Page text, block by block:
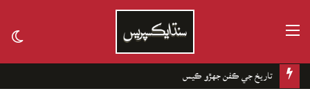
تاريخ جي ڪفن جھڙو ڪيس